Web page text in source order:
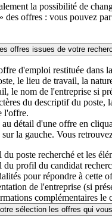
la possibilité de
des offres : vous pouvez
offres issues de votre
d'emploi restituée dans
le lieu de travail, la
le nom de l'entreprise si
du descriptif du poste,
l'offre.
au détail d'une offre en
la gauche. Vous
du poste recherché et les
du profil du candidat
pour répondre à cette
de l'entreprise (si
complémentaires le
sélection les offres qui